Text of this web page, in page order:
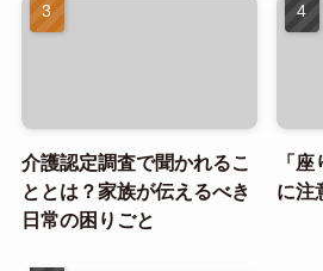
介護認定調査で聞かれるこ
ととは？家族が伝えるべき
日常の困りごと
「
に注